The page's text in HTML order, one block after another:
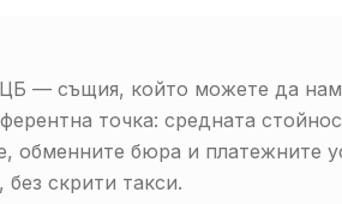
— същия, който можете да
точка: средната
обменните бюра и платежните
скрити такси.